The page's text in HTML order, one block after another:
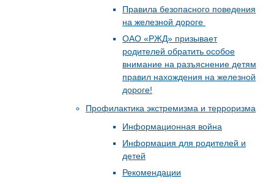
Правила безопасного поведения
на железной дороге
ОАО «РЖД» призывает
родителей обратить особое
внимание на разъяснение детям
правил нахождения на железной
дороге!
Профилактика экстремизма и терроризма
Информационная война
Информация для родителей и
детей
Рекомендации